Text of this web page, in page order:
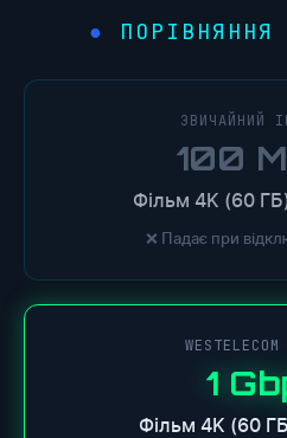
● ПОРІВНЯННЯ
ЗВИЧАЙНИЙ
100
Фільм 4K (60
❌ Падає при
1
Фільм 4K (60